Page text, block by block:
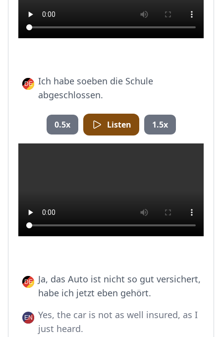
Ich habe soeben die Schule
abgeschlossen.
0.5x Listen 1.5x
Ja, das Auto ist nicht so gut versichert,
habe ich jetzt eben gehört.
Yes, the car is not as well insured, as I
just heard.